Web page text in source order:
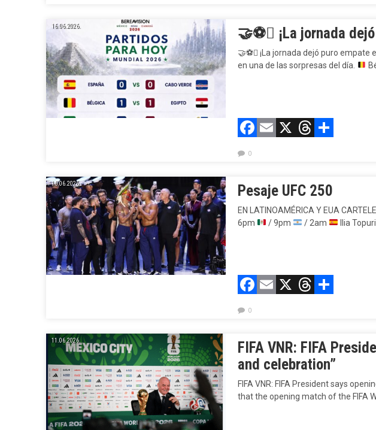
16.06.2026. 🤝⚽ ¡La jornada
🤝⚽ ¡La jornada dejó puro empate
en una de las sorpresas del día.
Facebook
Email
X Threads
0
16.06.2026. Pesaje UFC 250
EN LATINOAMÉRICA Y EUA
6pm
/ 9pm / 2am Ilia
Facebook
Email
X Threads
0
11.06.2026.
FIFA VNR: FIFA
and celebration”
FIFA VNR: FIFA President says
that the opening match of the FIFA